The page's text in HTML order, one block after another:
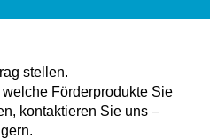
stellen.
Förderprodukte Sie
kontaktieren Sie uns –